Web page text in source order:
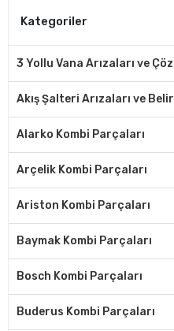
Kategoriler
3 Yollu Vana Arızaları ve
Akış Şalteri Arızaları ve
Alarko Kombi Parçaları
Arçelik Kombi Parçaları
Ariston Kombi Parçaları
Baymak Kombi Parçaları
Bosch Kombi Parçaları
Buderus Kombi Parçaları